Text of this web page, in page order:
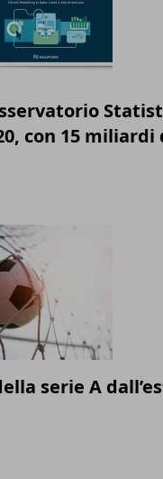
con 15 miliardi
serie A